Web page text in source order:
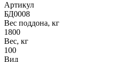
Артикул
БД0008
Вес поддона, кг
1800
Вес, кг
100
Вид